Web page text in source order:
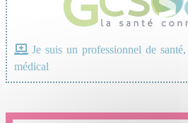
Je suis un professionnel de
médical